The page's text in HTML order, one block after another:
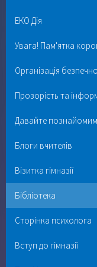
ЕКО Дія
Увага! Пам'ятка
Організація
Прозорість та
Давайте
Блоги вчителів
Візитка гімназії
Бібліотека
Сторінка психолога
Вступ до гімназії